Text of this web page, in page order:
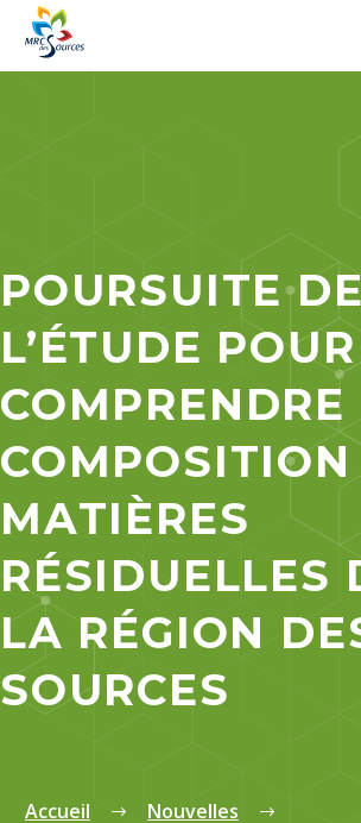
POURSUITE
L’ÉTUDE
COMPRENDRE
MATIÈRES
RÉSIDUELLES
LA RÉGION
SOURCES
Accueil
Nouvelles